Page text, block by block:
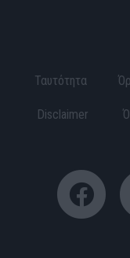
Ταυτότητα
Disclaimer